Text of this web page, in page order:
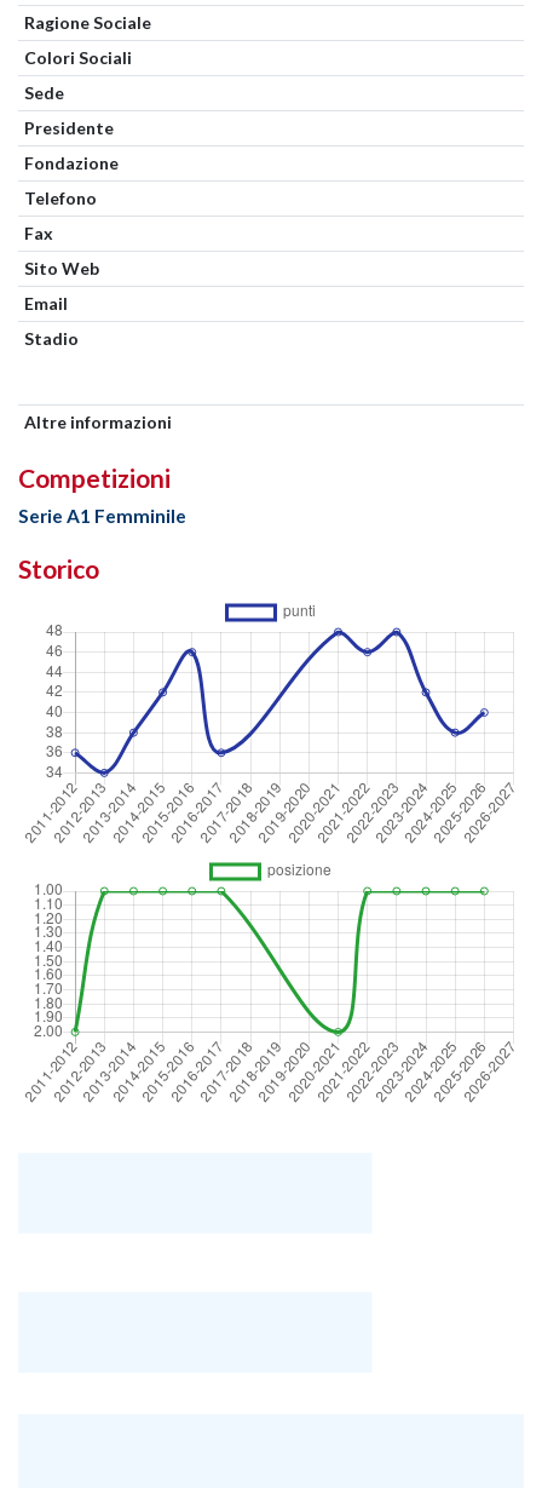
Ragione Sociale
Colori Sociali
Sede
Presidente
Fondazione
Telefono
Fax
Sito Web
Email
Stadio
Altre informazioni
Competizioni
Serie A1 Femminile
Storico